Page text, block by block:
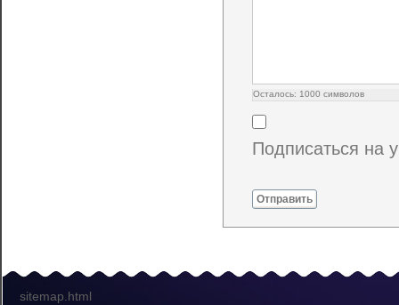
Осталось: 1000 символов
Подписаться на
Отправить
sitemap.html